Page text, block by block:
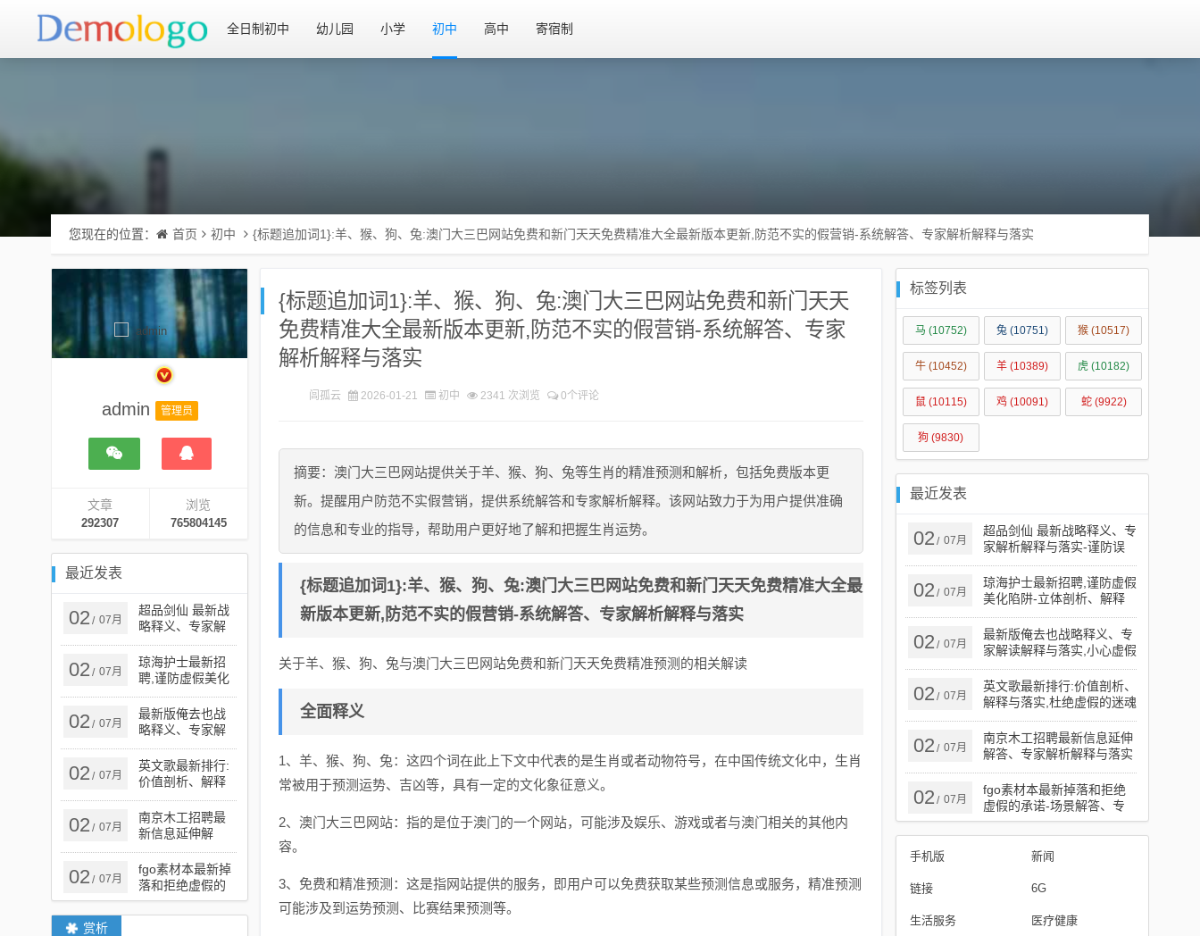
全日制初中 幼儿园 小学 初中 高中 寄宿制
您现在的位置： 首页 初中 {标题追加词1}:羊、猴、狗、兔:澳门大三巴网站免费和新门天天免费精准大全最新版本更新,防范不实的假营销-系统解答、专家解析解释与落实​
admin 管理员
文章
292307
浏览
765804145
最近发表
02 / 07月
超品剑仙 最新战
略释义、专家解
析解释与落实​-谨
防误导性宣传
02 / 07月
琼海护士最新招
聘,谨防虚假美化
陷阱-立体剖析、
解释与落实
02 / 07月
最新版俺去也战
略释义、专家解
读解释与落实​,小
心虚假蛊惑风险
02 / 07月
英文歌最新排行:
价值剖析、解释
与落实,杜绝虚假
的迷魂阵
02 / 07月
南京木工招聘最
新信息延伸解
答、专家解析解
释与落实​-小心误
导宣传风险
02 / 07月
fgo素材本最新掉
落和拒绝虚假的
承诺-场景解答、
专家解读解释与
赏析
{标题追加词1}:羊、猴、狗、兔:澳门大三巴网站免费和新门天天
免费精准大全最新版本更新,防范不实的假营销-系统解答、专家
解析解释与落实​
闾孤云 2026-01-21 初中 2341 次浏览 0个评论
摘要：澳门大三巴网站提供关于羊、猴、狗、兔等生肖的精准预测和解析，包括免费版本更
新。提醒用户防范不实假营销，提供系统解答和专家解析解释。该网站致力于为用户提供准确
的信息和专业的指导，帮助用户更好地了解和把握生肖运势。
{标题追加词1}:羊、猴、狗、兔:澳门大三巴网站免费和新门天天免费精准大全最
新版本更新,防范不实的假营销-系统解答、专家解析解释与落实​
关于羊、猴、狗、兔与澳门大三巴网站免费和新门天天免费精准预测的相关解读
全面释义
1、羊、猴、狗、兔：这四个词在此上下文中代表的是生肖或者动物符号，在中国传统文化中，生肖
常被用于预测运势、吉凶等，具有一定的文化象征意义。
2、澳门大三巴网站：指的是位于澳门的一个网站，可能涉及娱乐、游戏或者与澳门相关的其他内
容。
3、免费和精准预测：这是指网站提供的服务，即用户可以免费获取某些预测信息或服务，精准预测
可能涉及到运势预测、比赛结果预测等。
标签列表
马 (10752) 兔 (10751) 猴 (10517)
牛(10452) 羊 (10389) 虎 (10182)
鼠(10115) 鸡 (10091) 蛇(9922)
狗 (9830)
最近发表
02 / 07月
超品剑仙 最新战略释义、专
家解析解释与落实​-谨防误
导性宣传
02 / 07月
琼海护士最新招聘,谨防虚假
美化陷阱-立体剖析、解释
与落实
02 / 07月
最新版俺去也战略释义、专
家解读解释与落实​,小心虚假
蛊惑风险
02 / 07月
英文歌最新排行:价值剖析、
解释与落实,杜绝虚假的迷魂
阵
02 / 07月
南京木工招聘最新信息延伸
解答、专家解析解释与落实​
-小心误导宣传风险
02 / 07月
fgo素材本最新掉落和拒绝
虚假的承诺-场景解答、专
家解读解释与落实
手机版 新闻
链接 6G
生活服务 医疗健康